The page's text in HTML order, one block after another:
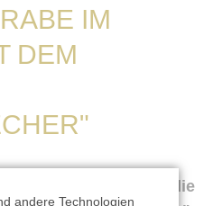
IM
DEM
Ritter Sport und die
andere Technologien